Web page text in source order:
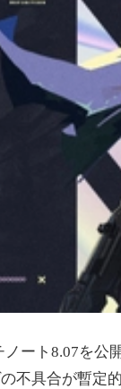
ノート8.07を
不具合が暫定